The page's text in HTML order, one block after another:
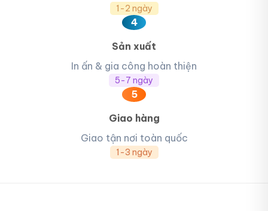
1-2 ngày
4
Sản xuất
In ấn & gia công hoàn thiện
5-7 ngày
5
Giao hàng
Giao tận nơi toàn quốc
1-3 ngày